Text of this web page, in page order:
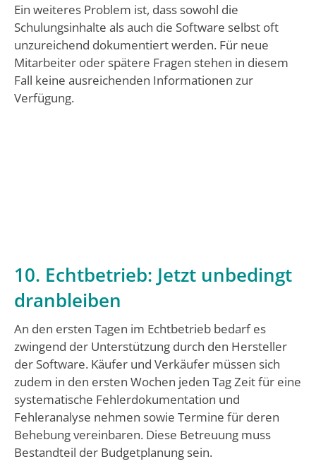
Ein weiteres Problem ist, dass sowohl die
Schulungsinhalte als auch die Software selbst oft
unzureichend dokumentiert werden. Für neue
Mitarbeiter oder spätere Fragen stehen in diesem
Fall keine ausreichenden Informationen zur
Verfügung.
10. Echtbetrieb: Jetzt unbedingt
dranbleiben
An den ersten Tagen im Echtbetrieb bedarf es
zwingend der Unterstützung durch den Hersteller
der Software. Käufer und Verkäufer müssen sich
zudem in den ersten Wochen jeden Tag Zeit für eine
systematische Fehlerdokumentation und
Fehleranalyse nehmen sowie Termine für deren
Behebung vereinbaren. Diese Betreuung muss
Bestandteil der Budgetplanung sein.